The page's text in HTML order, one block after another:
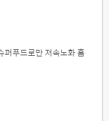
퍼푸드로만 저속노화 홈